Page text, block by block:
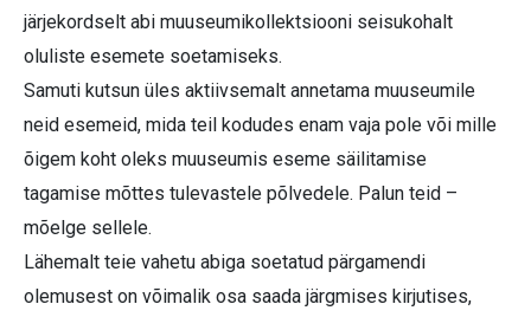
järjekordselt abi muuseumikollektsiooni seisukohalt
oluliste esemete soetamiseks.
Samuti kutsun üles aktiivsemalt annetama muuseumile
neid esemeid, mida teil kodudes enam vaja pole või mille
õigem koht oleks muuseumis eseme säilitamise
tagamise mõttes tulevastele põlvedele. Palun teid –
mõelge sellele.
Lähemalt teie vahetu abiga soetatud pärgamendi
olemusest on võimalik osa saada järgmises kirjutises,